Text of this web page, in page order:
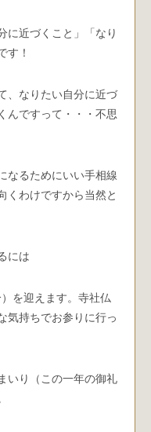
に近づくこと」「なり
す！
、なりたい自分に近づ
んですって・・・不思
なるためにいい手相線
くわけですから当然と
には
を迎えます。寺社仏
気持ちでお参りに行っ
いり（この一年の御礼